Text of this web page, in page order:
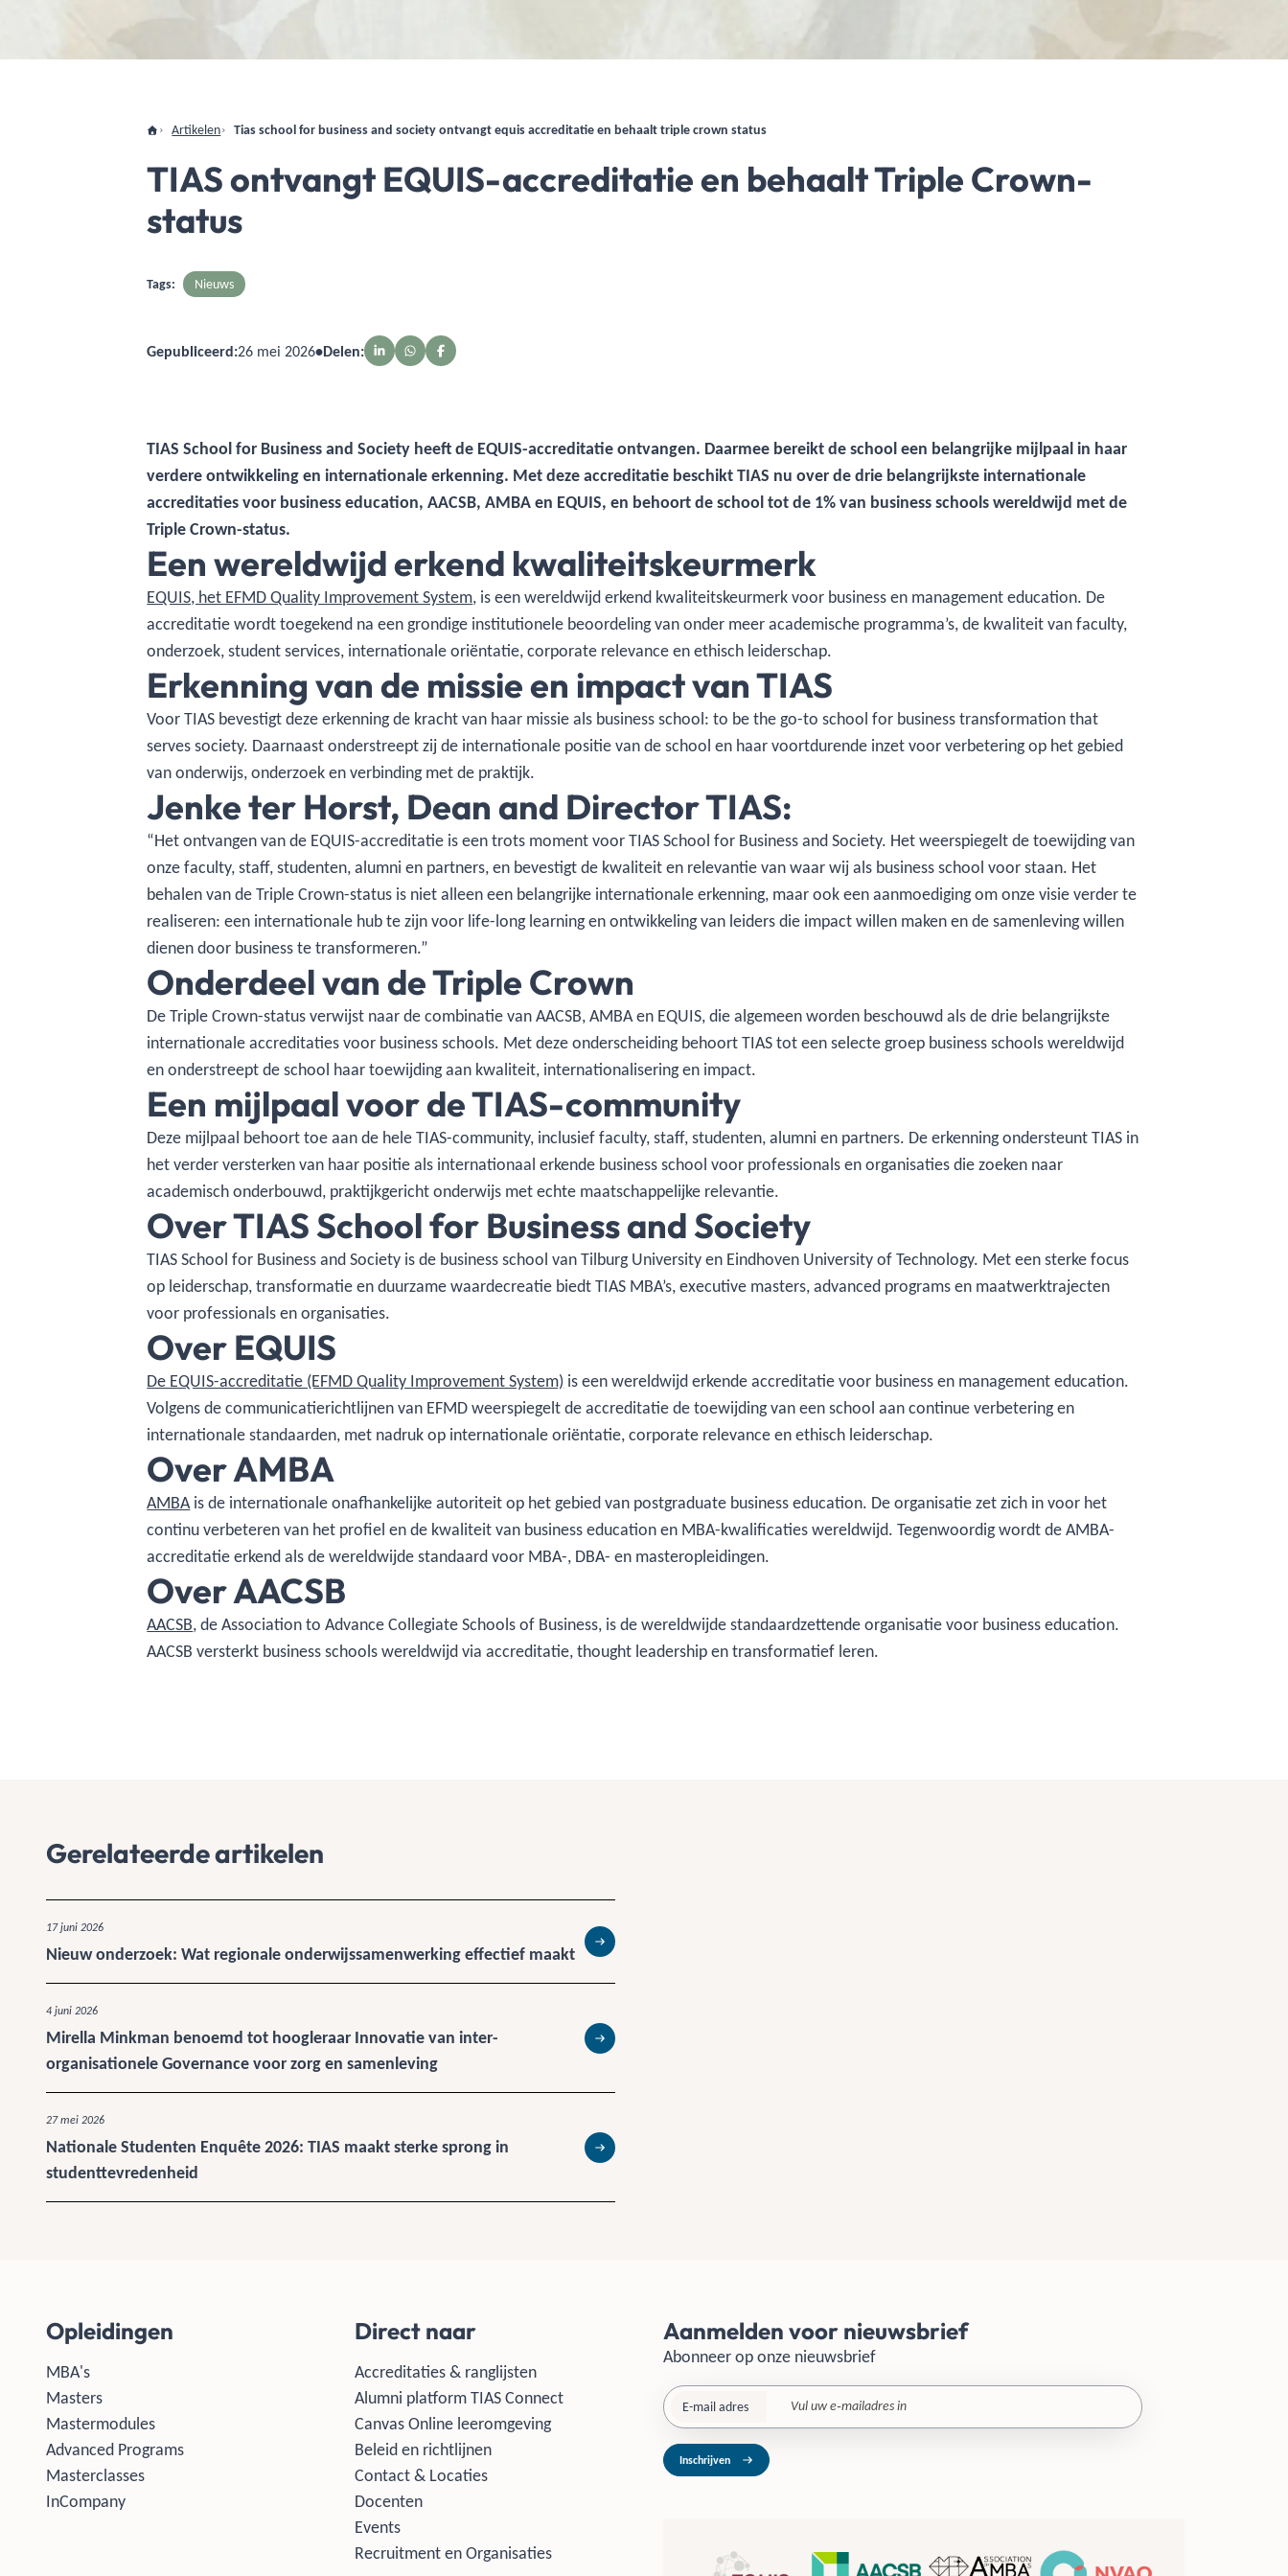
Artikelen Tias school for business and society ontvangt equis accreditatie en behaalt triple crown status
TIAS ontvangt EQUIS-accreditatie en behaalt Triple Crown-
status
Tags: Nieuws
Gepubliceerd:26 mei 2026•Delen:
TIAS School for Business and Society heeft de EQUIS-accreditatie ontvangen. Daarmee bereikt de school een belangrijke mijlpaal in haar
verdere ontwikkeling en internationale erkenning. Met deze accreditatie beschikt TIAS nu over de drie belangrijkste internationale
accreditaties voor business education, AACSB, AMBA en EQUIS, en behoort de school tot de 1% van business schools wereldwijd met de
Triple Crown-status.
Een wereldwijd erkend kwaliteitskeurmerk
EQUIS, het EFMD Quality Improvement System, is een wereldwijd erkend kwaliteitskeurmerk voor business en management education. De
accreditatie wordt toegekend na een grondige institutionele beoordeling van onder meer academische programma’s, de kwaliteit van faculty,
onderzoek, student services, internationale oriëntatie, corporate relevance en ethisch leiderschap.
Erkenning van de missie en impact van TIAS
Voor TIAS bevestigt deze erkenning de kracht van haar missie als business school: to be the go-to school for business transformation that
serves society. Daarnaast onderstreept zij de internationale positie van de school en haar voortdurende inzet voor verbetering op het gebied
van onderwijs, onderzoek en verbinding met de praktijk.
Jenke ter Horst, Dean and Director TIAS:
“Het ontvangen van de EQUIS-accreditatie is een trots moment voor TIAS School for Business and Society. Het weerspiegelt de toewijding van
onze faculty, staff, studenten, alumni en partners, en bevestigt de kwaliteit en relevantie van waar wij als business school voor staan. Het
behalen van de Triple Crown-status is niet alleen een belangrijke internationale erkenning, maar ook een aanmoediging om onze visie verder te
realiseren: een internationale hub te zijn voor life-long learning en ontwikkeling van leiders die impact willen maken en de samenleving willen
dienen door business te transformeren.”
Onderdeel van de Triple Crown
De Triple Crown-status verwijst naar de combinatie van AACSB, AMBA en EQUIS, die algemeen worden beschouwd als de drie belangrijkste
internationale accreditaties voor business schools. Met deze onderscheiding behoort TIAS tot een selecte groep business schools wereldwijd
en onderstreept de school haar toewijding aan kwaliteit, internationalisering en impact.
Een mijlpaal voor de TIAS-community
Deze mijlpaal behoort toe aan de hele TIAS-community, inclusief faculty, staff, studenten, alumni en partners. De erkenning ondersteunt TIAS in
het verder versterken van haar positie als internationaal erkende business school voor professionals en organisaties die zoeken naar
academisch onderbouwd, praktijkgericht onderwijs met echte maatschappelijke relevantie.
Over TIAS School for Business and Society
TIAS School for Business and Society is de business school van Tilburg University en Eindhoven University of Technology. Met een sterke focus
op leiderschap, transformatie en duurzame waardecreatie biedt TIAS MBA’s, executive masters, advanced programs en maatwerktrajecten
voor professionals en organisaties.
Over EQUIS
De EQUIS-accreditatie (EFMD Quality Improvement System) is een wereldwijd erkende accreditatie voor business en management education.
Volgens de communicatierichtlijnen van EFMD weerspiegelt de accreditatie de toewijding van een school aan continue verbetering en
internationale standaarden, met nadruk op internationale oriëntatie, corporate relevance en ethisch leiderschap.
Over AMBA
AMBAis de internationale onafhankelijke autoriteit op het gebied van postgraduate business education. De organisatie zet zich in voor het
continu verbeteren van het profiel en de kwaliteit van business education en MBA-kwalificaties wereldwijd. Tegenwoordig wordt de AMBA-
accreditatie erkend als de wereldwijde standaard voor MBA-, DBA- en masteropleidingen.
Over AACSB
AACSB, de Association to Advance Collegiate Schools of Business, is de wereldwijde standaardzettende organisatie voor business education.
AACSB versterkt business schools wereldwijd via accreditatie, thought leadership en transformatief leren.
Gerelateerde artikelen
17 juni 2026
Nieuw onderzoek: Wat regionale onderwijssamenwerking effectief maakt Lees meer
4 juni 2026
Mirella Minkman benoemd tot hoogleraar Innovatie van inter-
organisationele Governance voor zorg en samenleving
Lees meer
27 mei 2026
Nationale Studenten Enquête 2026: TIAS maakt sterke sprong in
studenttevredenheid
Lees meer
Opleidingen
MBA's
Masters
Mastermodules
Advanced Programs
Masterclasses
InCompany
Direct naar
Accreditaties & ranglijsten
Alumni platform TIAS Connect
Canvas Online leeromgeving
Beleid en richtlijnen
Contact & Locaties
Docenten
Events
Recruitment en Organisaties
Aanmelden voor nieuwsbrief
Abonneer op onze nieuwsbrief
E-mail adres
Inschrijven